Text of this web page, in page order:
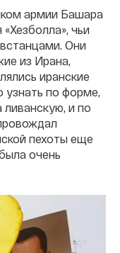
армии Башара
чьи
Они
из Ирана,
иранские
узнать по форме,
ливанскую, и по
пехоты еще
очень